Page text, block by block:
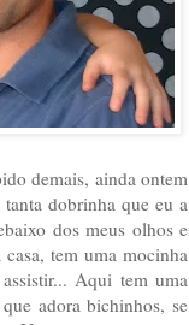
demais, ainda ontem
dobrinha que eu a
dos meus olhos e
tem uma mocinha
Aqui tem uma
adora bichinhos, se